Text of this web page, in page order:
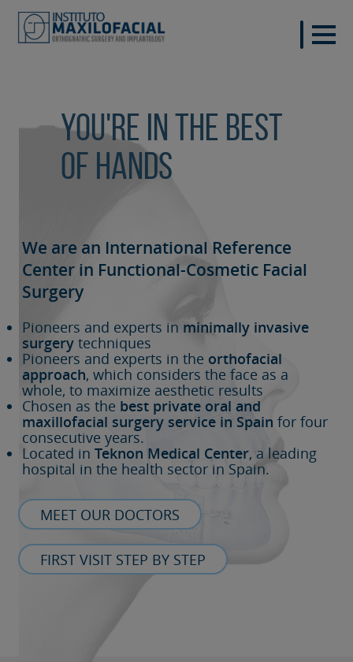
You're in the best
of hands
We are an International Reference
Center in Functional-Cosmetic Facial
Surgery
Pioneers and experts in minimally invasive
surgery techniques
Pioneers and experts in the orthofacial
approach, which considers the face as a
whole, to maximize aesthetic results
Chosen as the best private oral and
maxillofacial surgery service in Spain for four
consecutive years.
Located in Teknon Medical Center, a leading
hospital in the health sector in Spain.
MEET OUR DOCTORS
FIRST VISIT STEP BY STEP